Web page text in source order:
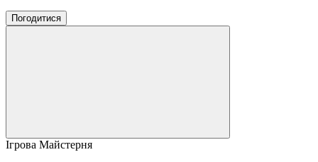
Погодитися
Ігрова Майстерня